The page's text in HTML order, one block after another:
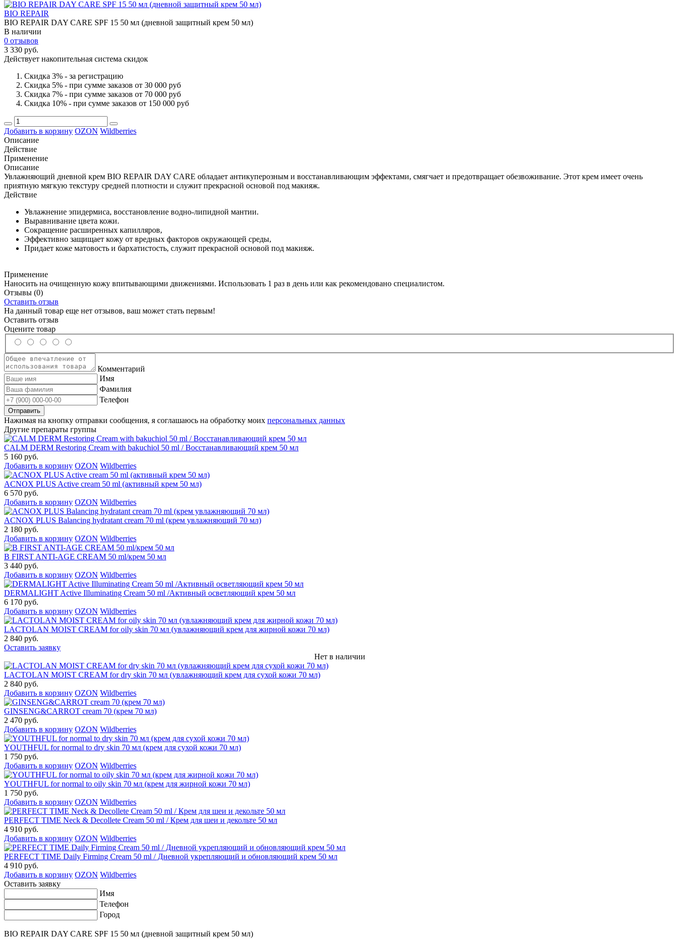
BIO REPAIR
BIO REPAIR DAY CARE SPF 15 50 мл (дневной защитный крем 50 мл)
В наличии
0 отзывов
3 330 руб.
Действует накопительная система скидок
Скидка 3% - за регистрацию
Скидка 5% - при сумме заказов от 30 000 руб
Скидка 7% - при сумме заказов от 70 000 руб
Скидка 10% - при сумме заказов от 150 000 руб
Добавить в корзину OZON Wildberries
Описание
Действие
Применение
Описание
Увлажняющий дневной крем BIO REPAIR DAY CARE обладает антикуперозным и восстанавливающим эффектами, смягчает и предотвращает обезвоживание. Этот крем имеет очень
приятную мягкую текстуру средней плотности и служит прекрасной основой под макияж.
Действие
Увлажнение эпидермиса, восстановление водно-липидной мантии.
Выравнивание цвета кожи.
Сокращение расширенных капилляров,
Эффективно защищает кожу от вредных факторов окружающей среды,
Придает коже матовость и бархатистость, служит прекрасной основой под макияж.
Применение
Наносить на очищенную кожу впитывающими движениями. Использовать 1 раз в день или как рекомендовано специалистом.
Отзывы (0)
Оставить отзыв
На данный товар еще нет отзывов, ваш может стать первым!
Оставить отзыв
Оцените товар
Комментарий
Имя
Фамилия
Телефон
Нажимая на кнопку отправки сообщения, я соглашаюсь на обработку моих персональных данных
Другие препараты группы
CALM DERM Restoring Cream with bakuchiol 50 ml / Восстанавливающий крем 50 мл
5 160 руб.
Добавить в корзину OZON Wildberries
ACNOX PLUS Active cream 50 ml (активный крем 50 мл)
6 570 руб.
Добавить в корзину OZON Wildberries
ACNOX PLUS Balancing hydratant cream 70 ml (крем увлажняющий 70 мл)
2 180 руб.
Добавить в корзину OZON Wildberries
B FIRST ANTI-AGE CREAM 50 ml/крем 50 мл
3 440 руб.
Добавить в корзину OZON Wildberries
DERMALIGHT Active Illuminating Cream 50 ml /Активный осветляющий крем 50 мл
6 170 руб.
Добавить в корзину OZON Wildberries
LACTOLAN MOIST CREAM for oily skin 70 мл (увлажняющий крем для жирной кожи 70 мл)
2 840 руб.
Оставить заявку
Нет в наличии
LACTOLAN MOIST CREAM for dry skin 70 мл (увлажняющий крем для сухой кожи 70 мл)
2 840 руб.
Добавить в корзину OZON Wildberries
GINSENG&CARROT cream 70 (крем 70 мл)
2 470 руб.
Добавить в корзину OZON Wildberries
YOUTHFUL for normal to dry skin 70 мл (крем для сухой кожи 70 мл)
1 750 руб.
Добавить в корзину OZON Wildberries
YOUTHFUL for normal to oily skin 70 мл (крем для жирной кожи 70 мл)
1 750 руб.
Добавить в корзину OZON Wildberries
PERFECT TIME Neck & Decollete Cream 50 ml / Крем для шеи и декольте 50 мл
4 910 руб.
Добавить в корзину OZON Wildberries
PERFECT TIME Daily Firming Cream 50 ml / Дневной укрепляющий и обновляющий крем 50 мл
4 910 руб.
Добавить в корзину OZON Wildberries
Оставить заявку
Имя
Телефон
Город
BIO REPAIR DAY CARE SPF 15 50 мл (дневной защитный крем 50 мл)